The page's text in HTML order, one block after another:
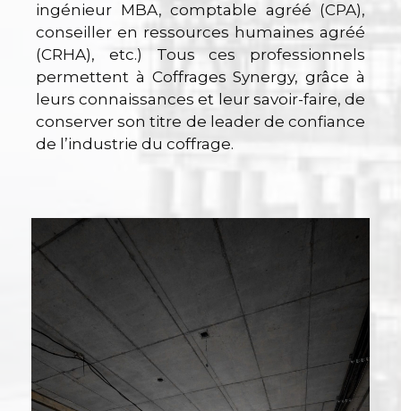
ingénieur MBA, comptable agréé (CPA),
conseiller en ressources humaines agréé
(CRHA), etc.) Tous ces professionnels
permettent à Coffrages Synergy, grâce à
leurs connaissances et leur savoir-faire, de
conserver son titre de leader de confiance
de l’industrie du coffrage.